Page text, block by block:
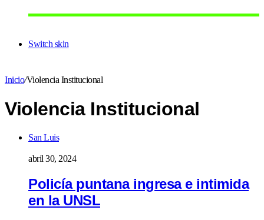
Switch skin
Inicio/Violencia Institucional
Violencia Institucional
San Luis
abril 30, 2024
Policía puntana ingresa e intimida
en la UNSL